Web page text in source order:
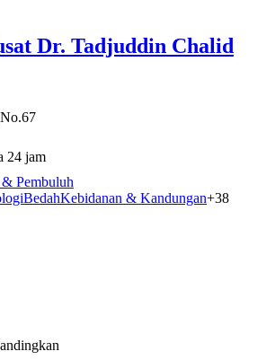
Dr. Tadjuddin Chalid
24 jam
Pembuluh
BedahKebidanan & Kandungan+38